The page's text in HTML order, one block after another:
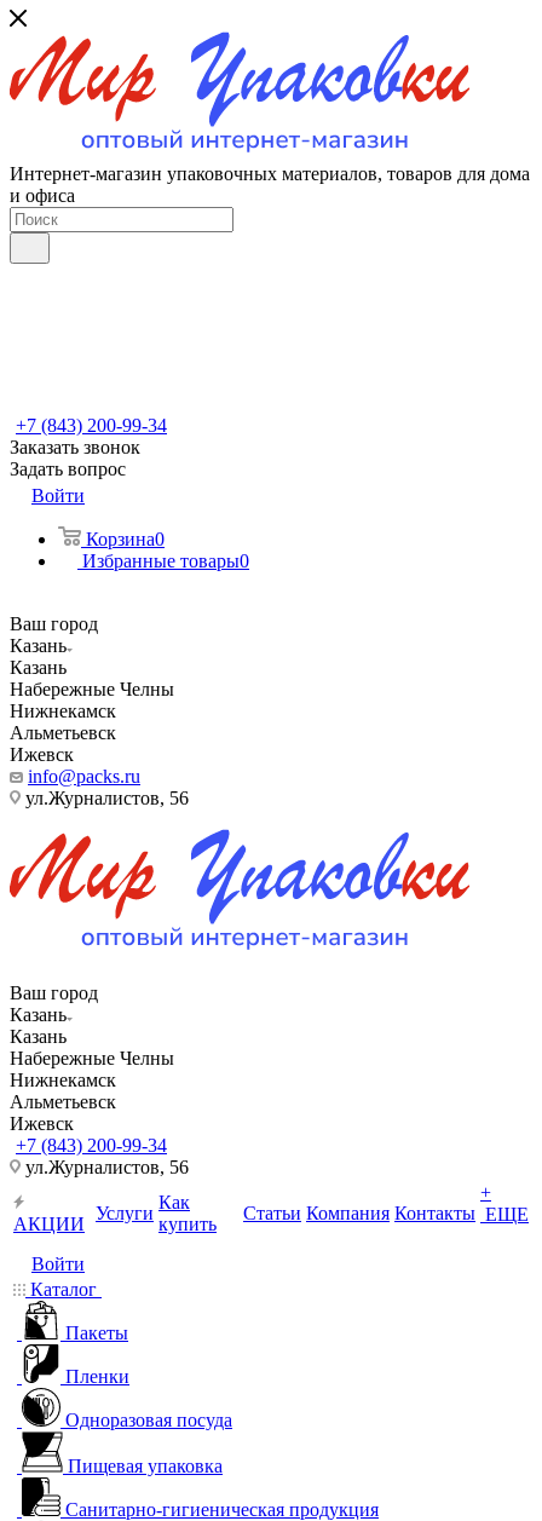
Интернет-магазин упаковочных материалов, товаров для дома
и офиса
+7 (843) 200-99-34
Заказать звонок
Задать вопрос
Войти
Корзина0
Избранные товары0
Ваш город
Казань
Казань
Набережные Челны
Нижнекамск
Альметьевск
Ижевск
info@packs.ru
ул.Журналистов, 56
Ваш город
Казань
Казань
Набережные Челны
Нижнекамск
Альметьевск
Ижевск
+7 (843) 200-99-34
ул.Журналистов, 56
АКЦИИ
Услуги
Как
купить
Статьи Компания Контакты
+
ЕЩЕ
Войти
Каталог
Пакеты
Пленки
Одноразовая посуда
Пищевая упаковка
Санитарно-гигиеническая продукция